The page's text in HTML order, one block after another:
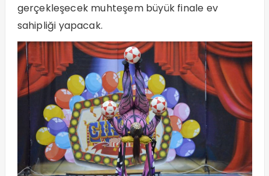
gerçekleşecek muhteşem büyük finale ev
sahipliği yapacak.